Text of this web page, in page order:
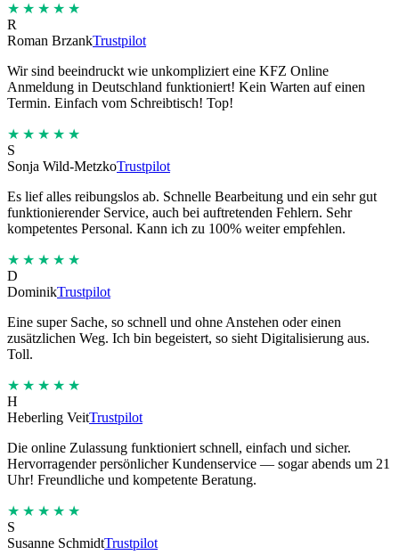
★★★★★
R
Roman BrzankTrustpilot
Wir sind beeindruckt wie unkompliziert eine KFZ Online
Anmeldung in Deutschland funktioniert! Kein Warten auf einen
Termin. Einfach vom Schreibtisch! Top!
★★★★★
S
Sonja Wild-MetzkoTrustpilot
Es lief alles reibungslos ab. Schnelle Bearbeitung und ein sehr gut
funktionierender Service, auch bei auftretenden Fehlern. Sehr
kompetentes Personal. Kann ich zu 100% weiter empfehlen.
★★★★★
D
DominikTrustpilot
Eine super Sache, so schnell und ohne Anstehen oder einen
zusätzlichen Weg. Ich bin begeistert, so sieht Digitalisierung aus.
Toll.
★★★★★
H
Heberling VeitTrustpilot
Die online Zulassung funktioniert schnell, einfach und sicher.
Hervorragender persönlicher Kundenservice — sogar abends um 21
Uhr! Freundliche und kompetente Beratung.
★★★★★
S
Susanne SchmidtTrustpilot